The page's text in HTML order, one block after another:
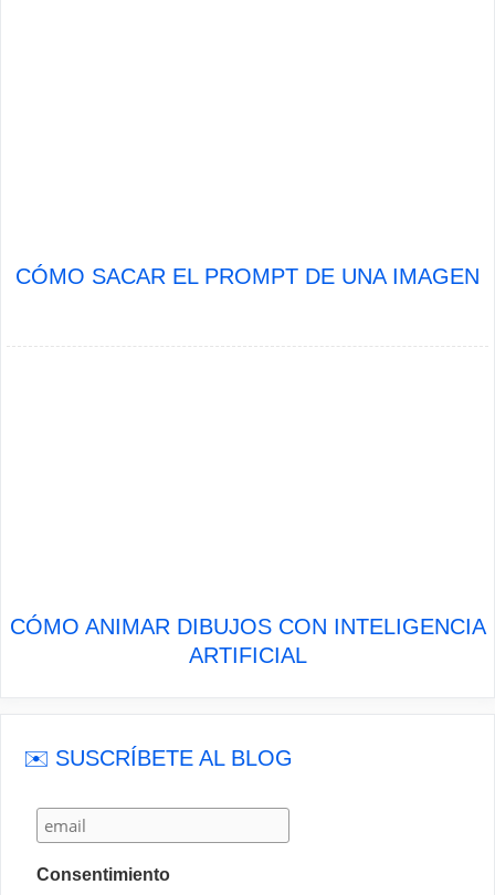
CÓMO SACAR EL PROMPT DE UNA IMAGEN
CÓMO ANIMAR DIBUJOS CON INTELIGENCIA
ARTIFICIAL
✉️ SUSCRÍBETE AL BLOG
Consentimiento